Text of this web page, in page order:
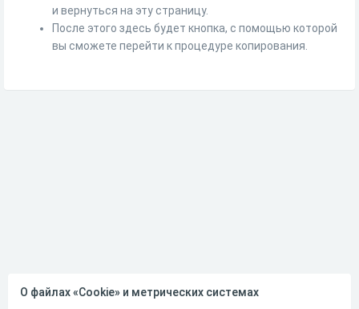
и вернуться на эту страницу.
После этого здесь будет кнопка, с помощью которой
вы сможете перейти к процедуре копирования.
О файлах «Cookie» и метрических системах